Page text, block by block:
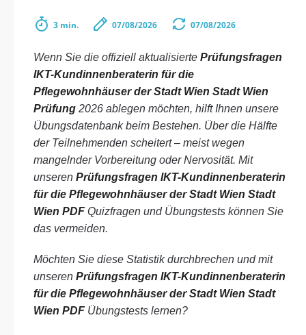
3 min. 07/08/2026 07/08/2026
Wenn Sie die offiziell aktualisierte Prüfungsfragen
IKT-Kundinnenberaterin für die
Pflegewohnhäuser der Stadt Wien Stadt Wien
Prüfung 2026 ablegen möchten, hilft Ihnen unsere
Übungsdatenbank beim Bestehen. Über die Hälfte
der Teilnehmenden scheitert – meist wegen
mangelnder Vorbereitung oder Nervosität. Mit
unseren Prüfungsfragen IKT-Kundinnenberaterin
für die Pflegewohnhäuser der Stadt Wien Stadt
Wien PDF Quizfragen und Übungstests können Sie
das vermeiden.
Möchten Sie diese Statistik durchbrechen und mit
unseren Prüfungsfragen IKT-Kundinnenberaterin
für die Pflegewohnhäuser der Stadt Wien Stadt
Wien PDF Übungstests lernen?